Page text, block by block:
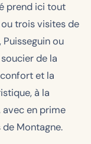
prend ici tout
trois visites de
ou
de la
et la
à la
en prime
Montagne.